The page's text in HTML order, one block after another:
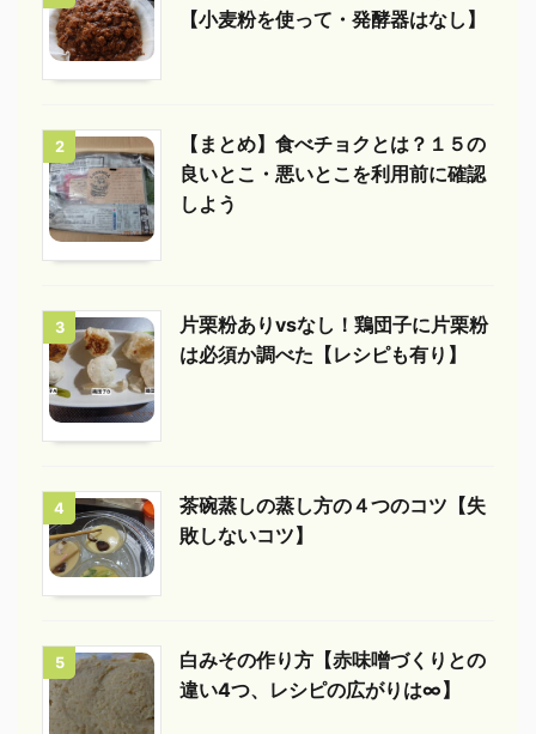
【小麦粉を使って・発酵器はなし】
2
【まとめ】食べチョクとは？１５の
良いとこ・悪いとこを利用前に確認
しよう
3
片栗粉ありvsなし！鶏団子に片栗粉
は必須か調べた【レシピも有り】
4
茶碗蒸しの蒸し方の４つのコツ【失
敗しないコツ】
5
白みその作り方【赤味噌づくりとの
違い4つ、レシピの広がりは∞】